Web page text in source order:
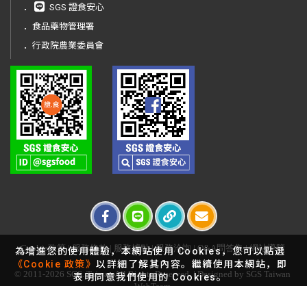
．
SGS 證食安心
． 食品藥物管理署
． 行政院農業委員會
Cookie政策 |服務條款 | 服務據點 |服務洽詢 |Q&A問答集 |網站導覽
© 2011-2026 SGS. Taiwan All Rights Reserved. | Designed by SGS Taiwan
為增進您的使用體驗，本網站使用 Cookies，您可以點選
《Cookie 政策》以詳細了解其內容。繼續使用本網站，即
表明同意我們使用的 Cookies。